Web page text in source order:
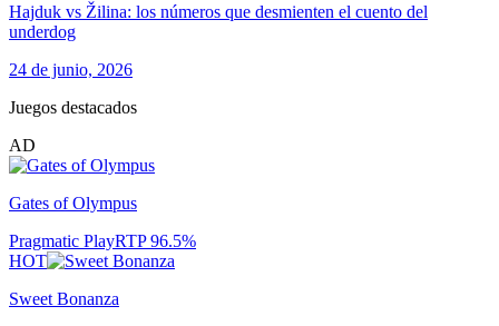
Hajduk vs Žilina: los números que desmienten el cuento del
underdog
24 de junio, 2026
Juegos destacados
AD
Gates of Olympus
Pragmatic PlayRTP96.5%
HOT
Sweet Bonanza